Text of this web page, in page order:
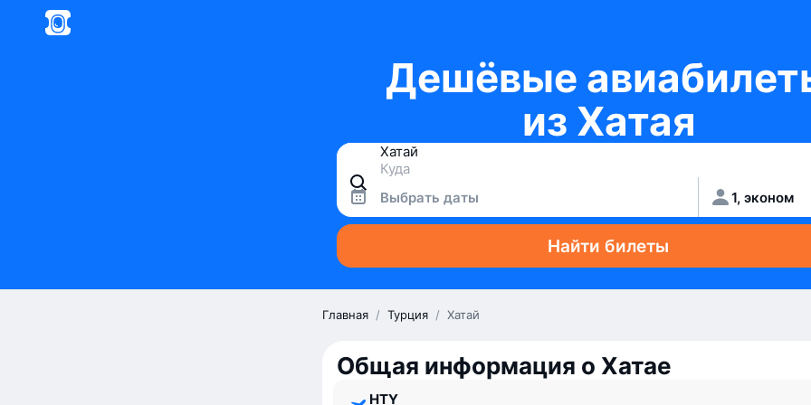
Дешёвые
из Хатая
Выбрать даты 1, эконом
Найти билеты
Главная / Турция / Хатай
Общая информация о Хатае
HTY